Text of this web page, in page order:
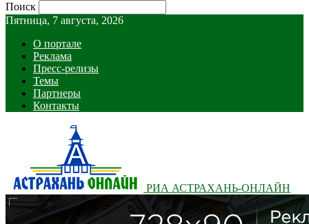
Поиск
Пятница, 7 августа, 2026
О портале
Реклама
Пресс-релизы
Темы
Партнеры
Контакты
РИА АСТРАХАНЬ-ОНЛАЙН